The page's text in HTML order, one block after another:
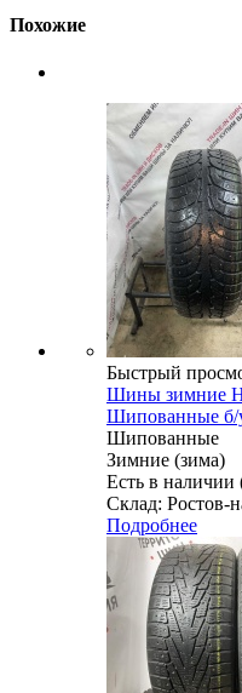
Похожие
Быстрый
Шины зимние
Шипованные б/
Шипованные
Зимние (зима)
Есть в наличии
Склад: Ростов-
Подробнее